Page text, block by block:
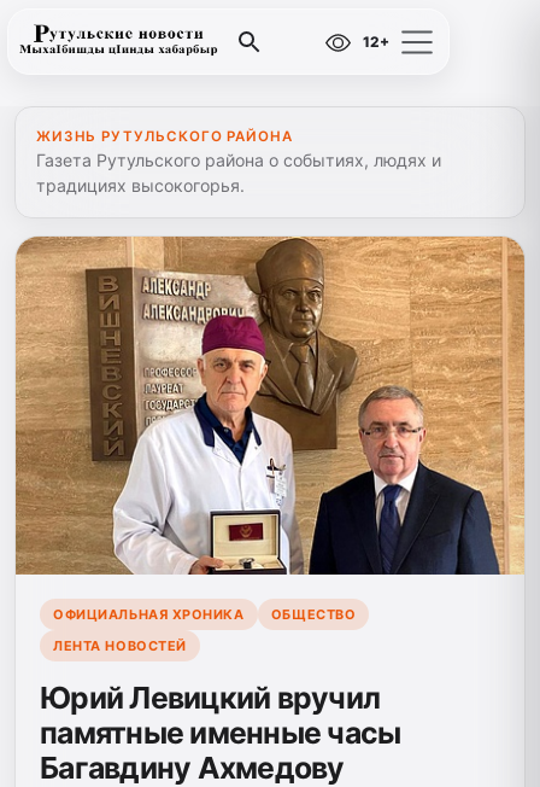
12+
ЖИЗНЬ РУТУЛЬСКОГО РАЙОНА
Газета Рутульского района о событиях, людях и
традициях высокогорья.
ОФИЦИАЛЬНАЯ ХРОНИКА
ОБЩЕСТВО
ЛЕНТА НОВОСТЕЙ
Юрий Левицкий вручил
памятные именные часы
Багавдину Ахмедову